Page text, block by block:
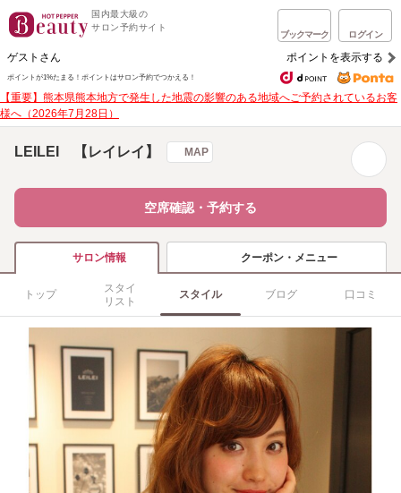
国内最大級の
サロン予約サイト
ブックマーク ログイン
ゲストさん ポイントを表示する
ポイントが1%たまる！ ポイントはサロン予約でつかえる！
【重要】熊本県熊本地方で発生した地震の影響のある地域へご予約されているお客
様へ（2026年7月28日）
LEILEI 【レイレイ】 MAP
空席確認・予約する
サロン情報 クーポン・メニュー
トップ
スタイ
リスト
スタイル ブログ 口コミ